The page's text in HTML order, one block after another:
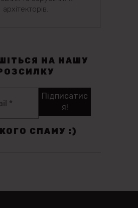
архітекторів.
НА НАШУ
СПАМУ :)